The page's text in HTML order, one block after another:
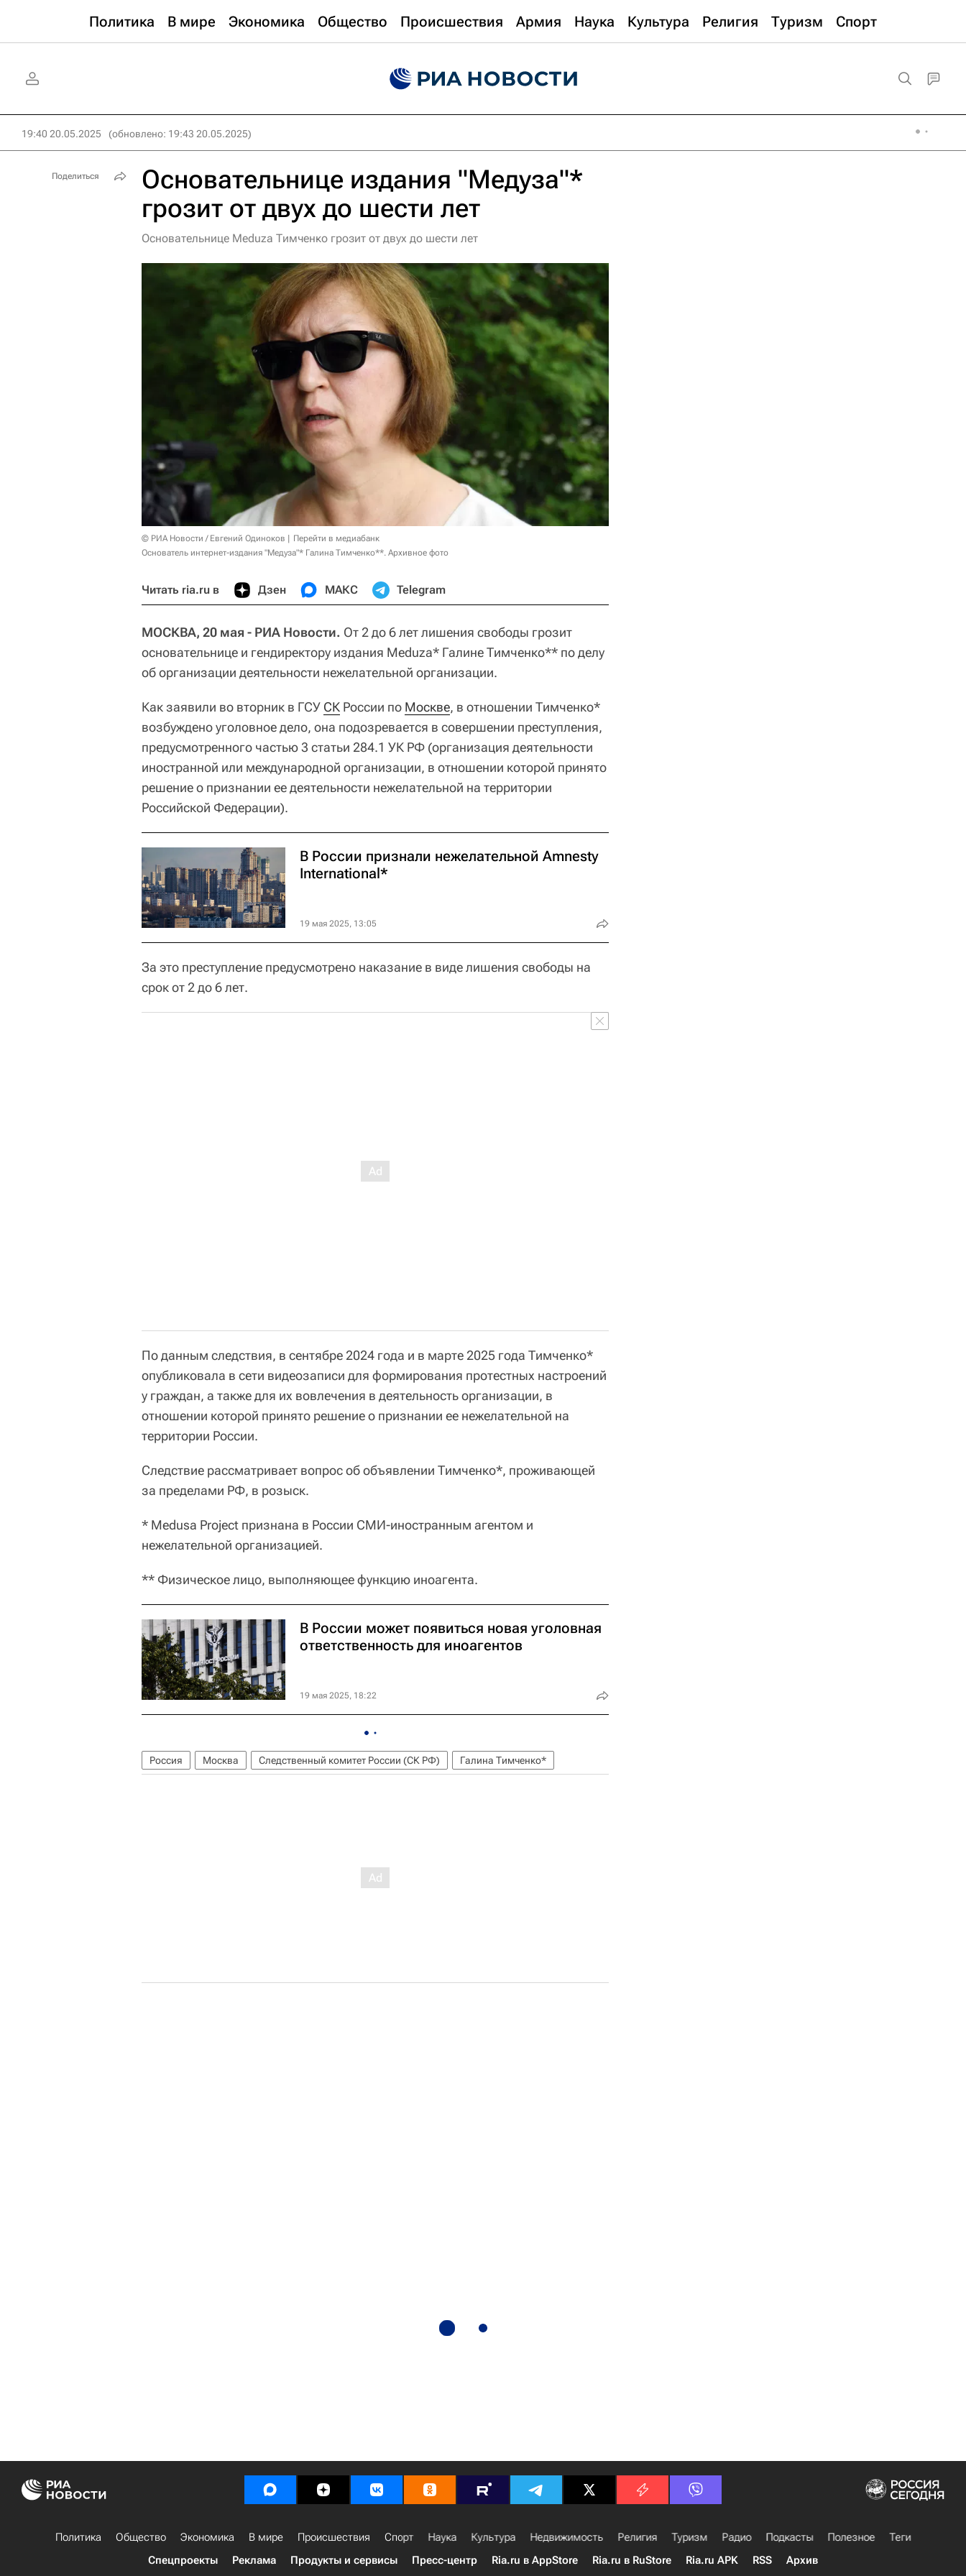
Политика В мире Экономика Общество Происшествия Армия Наука Культура Религия Туризм Спорт
19:40 20.05.2025 (обновлено: 19:43 20.05.2025)
Основательнице издания "Медуза"*
грозит от двух до шести лет
Основательнице Meduza Тимченко грозит от двух до шести лет
© РИА Новости / Евгений Одиноков
Перейти в медиабанк
Основатель интернет-издания "Медуза"* Галина Тимченко**. Архивное фото
Читать ria.ru в Дзен МАКС Telegram
МОСКВА, 20 мая - РИА Новости. От 2 до 6 лет лишения свободы грозит
основательнице и гендиректору издания Meduza* Галине Тимченко** по делу
об организации деятельности нежелательной организации.
Как заявили во вторник в ГСУ СК России по Москве, в отношении Тимченко*
возбуждено уголовное дело, она подозревается в совершении преступления,
предусмотренного частью 3 статьи 284.1 УК РФ (организация деятельности
иностранной или международной организации, в отношении которой принято
решение о признании ее деятельности нежелательной на территории
Российской Федерации).
В России признали нежелательной Amnesty
International*
19 мая 2025, 13:05
За это преступление предусмотрено наказание в виде лишения свободы на
срок от 2 до 6 лет.
По данным следствия, в сентябре 2024 года и в марте 2025 года Тимченко*
опубликовала в сети видеозаписи для формирования протестных настроений
у граждан, а также для их вовлечения в деятельность организации, в
отношении которой принято решение о признании ее нежелательной на
территории России.
Следствие рассматривает вопрос об объявлении Тимченко*, проживающей
за пределами РФ, в розыск.
* Medusa Project признана в России СМИ-иностранным агентом и
нежелательной организацией.
** Физическое лицо, выполняющее функцию иноагента.
В России может появиться новая уголовная
ответственность для иноагентов
19 мая 2025, 18:22
Россия Москва Следственный комитет России (СК РФ) Галина Тимченко*
Поделиться
Политика Общество Экономика В мире Происшествия Спорт Наука Культура Недвижимость Религия Туризм Радио Подкасты Полезное
Теги
Спецпроекты
Реклама Продукты и сервисы Пресс-центр Ria.ru в AppStore Ria.ru в RuStore Ria.ru APK RSS Архив